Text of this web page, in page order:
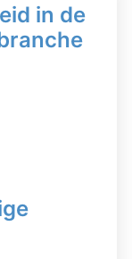
in de